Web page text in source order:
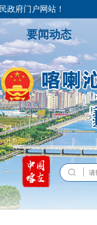
政府门户网站！
要闻动态